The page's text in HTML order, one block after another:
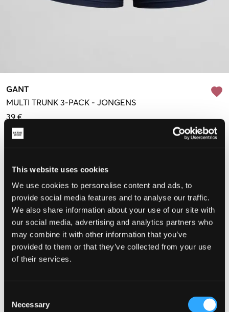
This website uses cookies
We use cookies to personalise content and ads, to
provide social media features and to analyse our traffic.
We also share information about your use of our site with
our social media, advertising and analytics partners who
may combine it with other information that you’ve
provided to them or that they’ve collected from your use
of their services.
Selection
Necessary
GANT
MULTI TRUNK 3-PACK - JONGENS
39 €
Maat
176 cm
De maat lijkt
Te klein